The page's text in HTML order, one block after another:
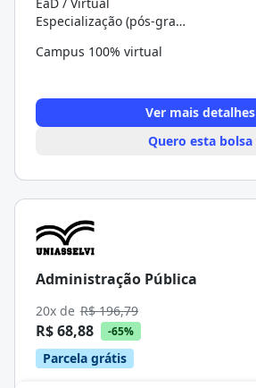
Especialização (pós-graduação)
Campus 100% virtual
Ver mais detalhes
Quero esta bolsa
Administração Pública
20x de R$ 196,79
R$ 68,88 -65%
Parcela grátis